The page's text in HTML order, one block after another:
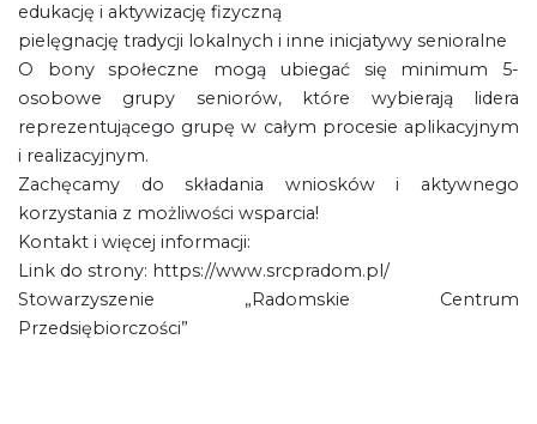
edukację i aktywizację fizyczną
pielęgnację tradycji lokalnych i inne inicjatywy senioralne
O bony społeczne mogą ubiegać się minimum 5-
osobowe grupy seniorów, które wybierają lidera
reprezentującego grupę w całym procesie aplikacyjnym
i realizacyjnym.
Zachęcamy do składania wniosków i aktywnego
korzystania z możliwości wsparcia!
Kontakt i więcej informacji:
Link do strony: https://www.srcpradom.pl/
Stowarzyszenie „Radomskie Centrum
Przedsiębiorczości”